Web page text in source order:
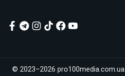
© 2023–2026 pro100media.com.ua